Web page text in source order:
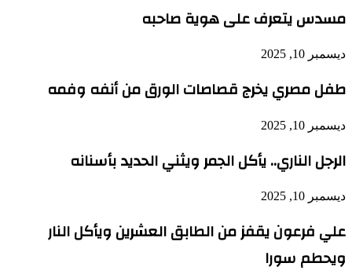
مسدس يتعرف على هوية صاحبه
ديسمبر 10, 2025
طفل مصري يخرج قصاصات الورق من أنفه وفمه
ديسمبر 10, 2025
الرجل الناري.. يأكل الجمر ويثني الحديد بأسنانه
ديسمبر 10, 2025
علي فرعون يقفز من الطابق العشرين ويأكل النار
ويحطم سورا